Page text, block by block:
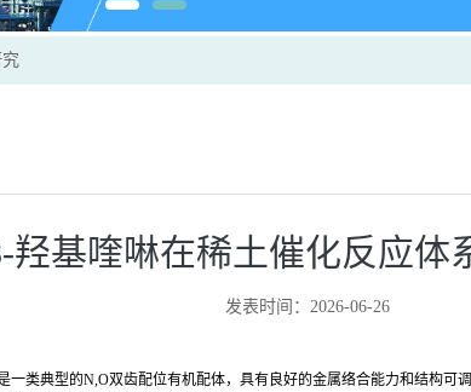
羟基喹啉在稀土催化反应体
发表时间：2026-06-26
一类典型的N,O双齿配位有机配体，具有良好的金属络合能力和结构可